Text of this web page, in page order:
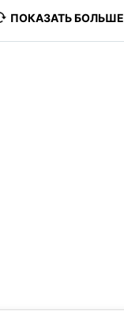
ПОКАЗАТЬ БОЛЬШЕ